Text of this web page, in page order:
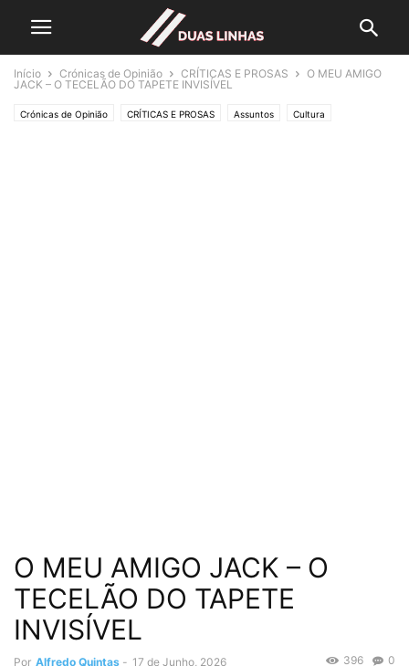
Início Crónicas de Opinião CRÍTICAS E PROSAS
O MEU AMIGO
JACK – O TECELÃO DO TAPETE INVISÍVEL
Crónicas de Opinião CRÍTICAS E PROSAS Assuntos Cultura
O MEU AMIGO JACK – O
TECELÃO DO TAPETE
INVISÍVEL
Por Alfredo Quintas - 17 de Junho, 2026 0
396